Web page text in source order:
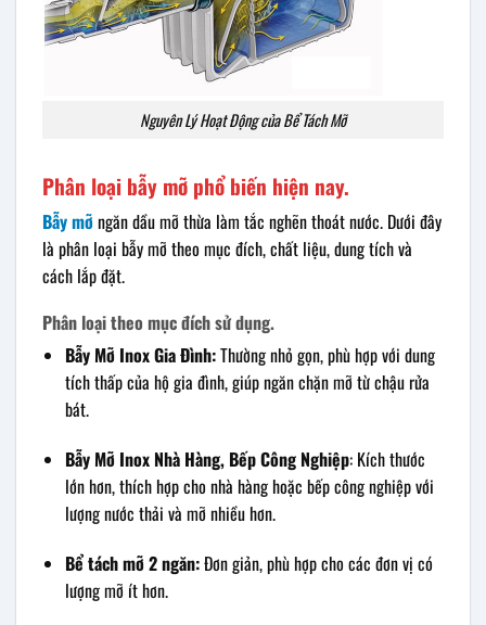
Nguyên Lý Hoạt Động của Bể Tách Mỡ
Phân loại bẫy mỡ phổ biến hiện nay.
Bẫy mỡngăn dầu mỡ thừa làm tắc nghẽn thoát nước. Dưới đây
là phân loại bẫy mỡ theo mục đích, chất liệu, dung tích và
cách lắp đặt.
Phân loại theo mục đích sử dụng.
Bẫy Mỡ Inox Gia Đình:Thường nhỏ gọn, phù hợp với dung
tích thấp của hộ gia đình, giúp ngăn chặn mỡ từ chậu rửa
bát.
Bẫy Mỡ Inox Nhà Hàng, Bếp Công Nghiệp: Kích thước
lớn hơn, thích hợp cho nhà hàng hoặc bếp công nghiệp với
lượng nước thải và mỡ nhiều hơn.
Bể tách mỡ 2 ngăn:Đơn giản, phù hợp cho các đơn vị có
lượng mỡ ít hơn.